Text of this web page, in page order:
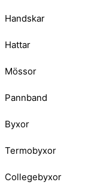
Handskar
Hattar
Mössor
Pannband
Byxor
Termobyxor
Collegebyxor